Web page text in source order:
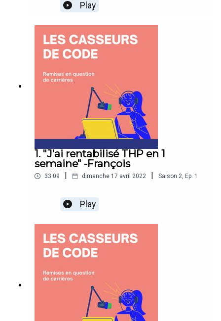
Play
1. "J'ai rentabilisé THP en 1
semaine" -François
33:09 dimanche 17 avril 2022 Saison 2, Ep. 1
Play